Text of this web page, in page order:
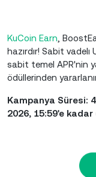
KuCoin Earn ,
hazırdır! Sabit vadelı
sabit temel APR'nin
ödüllerinden
Kampanya Süresi:
2026, 15:59'e kadar